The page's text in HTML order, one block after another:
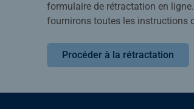
formulaire de rétractation en
fournirons toutes les instructions
Procéder à la rétractation